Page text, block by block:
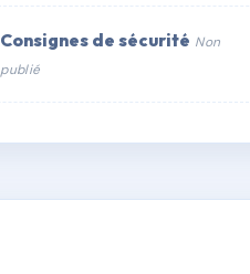
Consignes de sécurité Non
publié